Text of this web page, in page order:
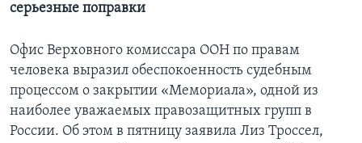
серьезные поправки
Офис Верховного комиссара ООН по правам
человека выразил обеспокоенность судебным
процессом о закрытии «Мемориала», одной из
наиболее уважаемых правозащитных групп в
России. Об этом в пятницу заявила Лиз Троссел,